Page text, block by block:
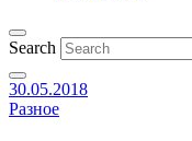
Search
30.05.2018
Разное